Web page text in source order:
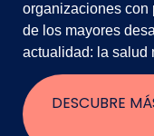
organizaciones con
de los mayores
actualidad: la salud
DESCUBRE